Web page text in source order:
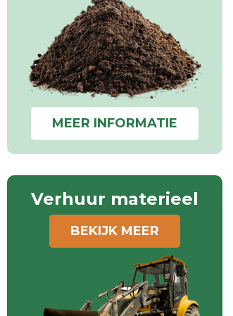
MEER INFORMATIE
Verhuur materieel
BEKIJK MEER